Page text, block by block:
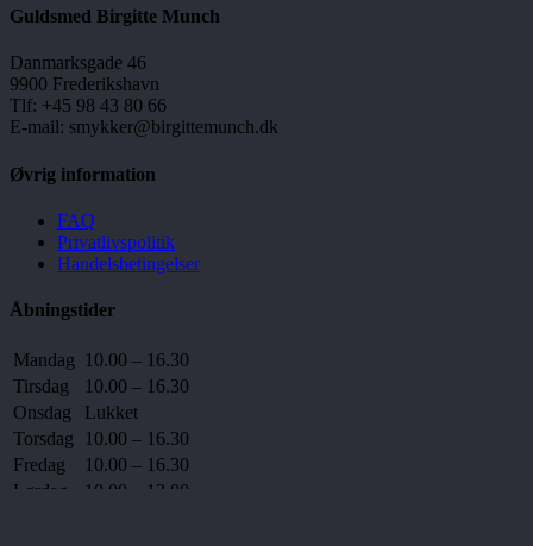
Guldsmed Birgitte Munch
Danmarksgade 46
9900 Frederikshavn
Tlf: +45 98 43 80 66
E-mail: smykker@birgittemunch.dk
Øvrig information
FAQ
Privatlivspolitik
Handelsbetingelser
Åbningstider
Mandag 10.00 – 16.30
Tirsdag
10.00 – 16.30
Onsdag
Lukket
Torsdag
10.00 – 16.30
Fredag
10.00 – 16.30
Lørdag
10.00 – 13.00